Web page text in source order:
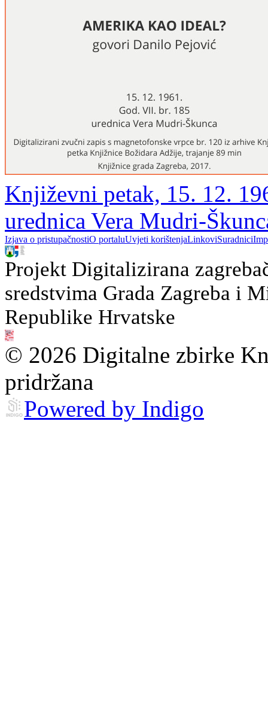
Književni petak, 15. 12.
urednica Vera Mudri-
Izjava o pristupačnostiO portaluUvjeti korištenjaLinkoviSuradnici
Projekt Digitalizirana
sredstvima Grada Zagreba i
Republike Hrvatske
© 2026 Digitalne zbirke
pridržana
Powered by Indigo